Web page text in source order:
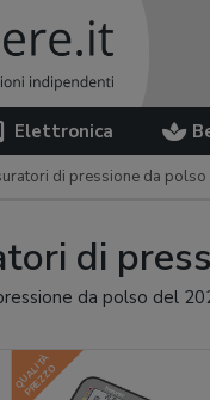
Elettronica
di pressione da polso
di
da polso del
QUALITÀ
PREZZO